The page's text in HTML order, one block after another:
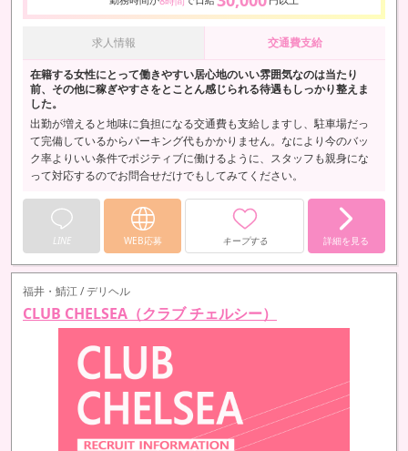
求人情報 交通費支給
在籍する女性にとって働きやすい居心地のいい雰囲気なのは当たり
前、その他に稼ぎやすさをとことん感じられる待遇もしっかり整えま
した。
出勤が増えると地味に負担になる交通費も支給しますし、駐車場だっ
て完備しているからパーキング代もかかりません。なにより今のバッ
ク率よりいい条件でポジティブに働けるように、スタッフも親身にな
って対応するのでお問合せだけでもしてみてください。
LINE WEB応募 キープする 詳細を見る
福井・鯖江 / デリヘル
CLUB CHELSEA（クラブ チェルシー）